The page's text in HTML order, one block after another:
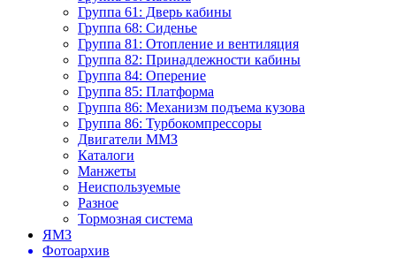
Группа 61: Дверь кабины
Группа 68: Сиденье
Группа 81: Отопление и вентиляция
Группа 82: Принадлежности кабины
Группа 84: Оперение
Группа 85: Платформа
Группа 86: Механизм подъема кузова
Группа 86: Турбокомпрессоры
Двигатели ММЗ
Каталоги
Манжеты
Неиспользуемые
Разное
Тормозная система
ЯМЗ
Фотоархив